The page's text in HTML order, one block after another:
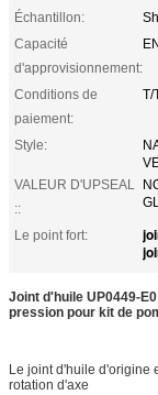
Échantillon:
Capacité
d'approvisionnement:
Conditions de
paiement:
T/
Style:
VALEUR D'UPSEAL
::
Le point fort:
Joint d'huile UP0449-
pression pour kit de
Le joint d'huile d'origine
rotation d'axe